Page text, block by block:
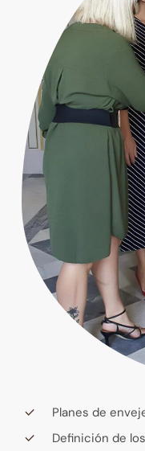
Planes de
Definición de